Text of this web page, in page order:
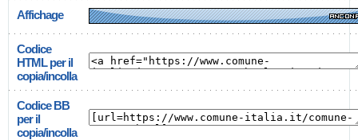
Affichage
Codice
HTML per il
copia/incolla
Codice BB
per il
copia/incolla